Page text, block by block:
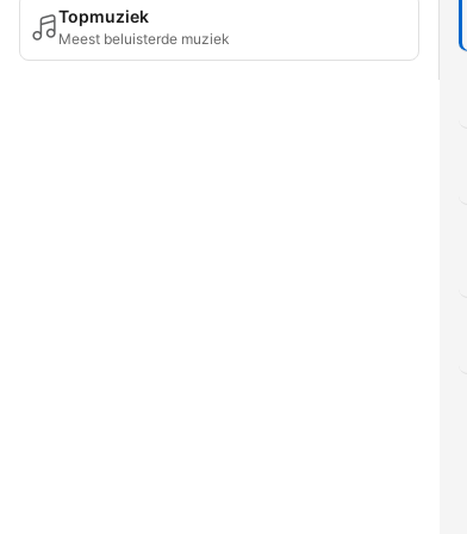
Topmuziek
Meest beluisterde muziek